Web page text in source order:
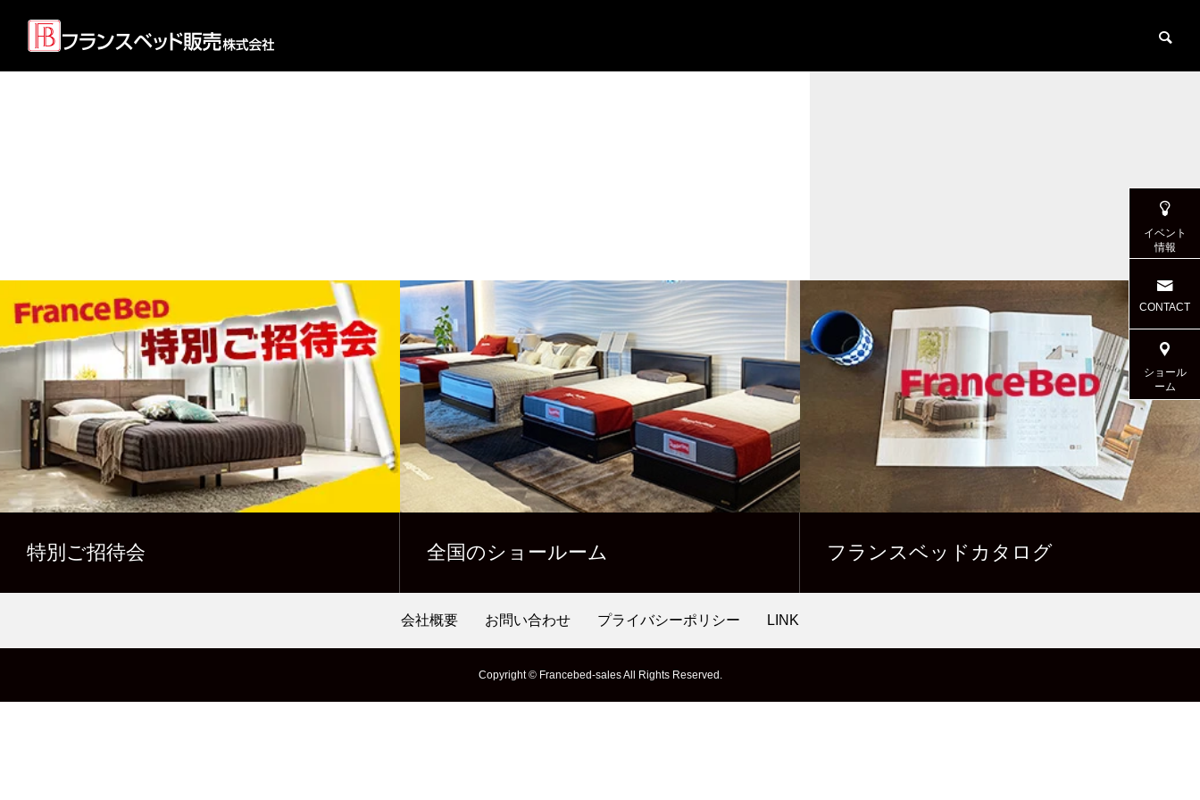
特別ご招待会 全国のショールーム フランスベッドカタログ
会社概要 お問い合わせ プライバシーポリシー LINK
Copyright © Francebed-sales All Rights Reserved.
イベント
情報
CONTACT
ショール
ーム